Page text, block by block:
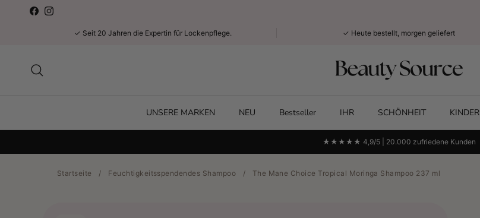
Direkt zum Inhalt
FacebookInstagram
✓ Seit 20 Jahren die Expertin für Lockenpflege. ✓ Heute bestellt, morgen geliefert
UNSERE MARKEN NEU Bestseller IHR SCHÖNHEIT KINDER
★★★★★ 4,9/5 | 20.000 zufriedene Kunden
Startseite / Feuchtigkeitsspendendes Shampoo / The Mane Choice Tropical Moringa Shampoo 237 ml